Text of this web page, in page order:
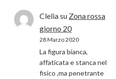
Cleliasu Zona rossa
giorno 20
28 Marzo 2020
La figura bianca,
affaticata e stanca nel
fisico ,ma penetrante